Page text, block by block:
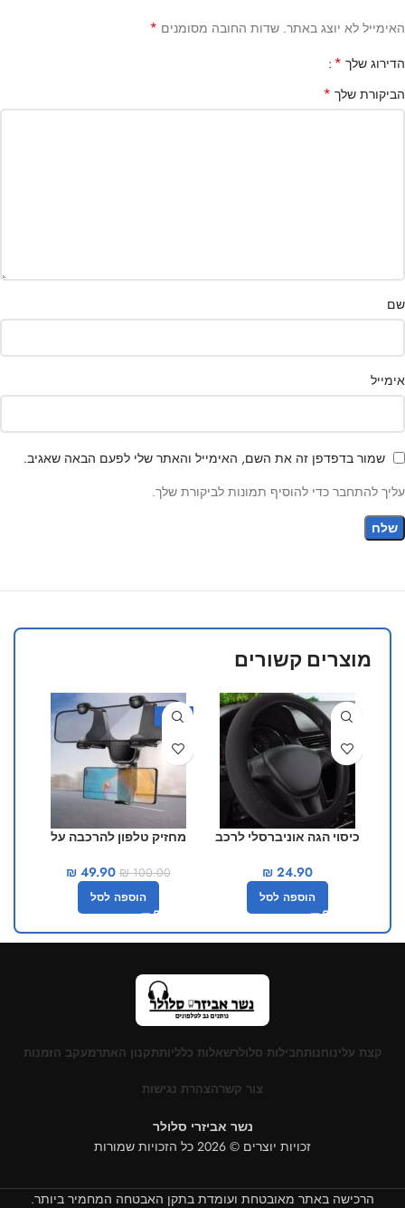
האימייל לא יוצג באתר. שדות החובה מסומנים *
הדירוג שלך *
הביקורת שלך *
שם
אימייל
שמור בדפדפן זה את השם, האימייל והאתר שלי לפעם הבאה שאגיב.
עליך להתחבר כדי להוסיף תמונות לביקורת שלך.
מוצרים קשורים
כיסוי הגה אוניברסלי לרכב
₪24.90
הוספה לסל
-50%
מחזיק טלפון להרכבה על
₪100.00
₪49.90
הוספה לסל
קצת עלינוחנותחבילות סלולרשאלות כלליותתקנון האתרמעקב הזמנות
צור קשרהצהרת נגישות
נשר אביזרי סלולר
זכויות יוצרים © 2026 כל הזכויות שמורות
הרכישה באתר מאובטחת ועומדת בתקן האבטחה המחמיר ביותר.